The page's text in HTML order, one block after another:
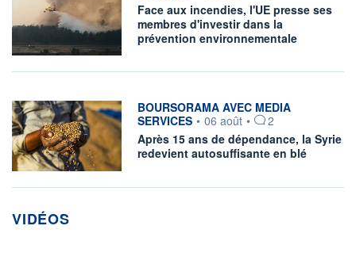
Face aux incendies, l'UE presse ses
membres d'investir dans la
prévention environnementale
information fournie par
BOURSORAMA AVEC MEDIA
SERVICES • 06 août •
2
Après 15 ans de dépendance, la Syrie
redevient autosuffisante en blé
VIDÉOS